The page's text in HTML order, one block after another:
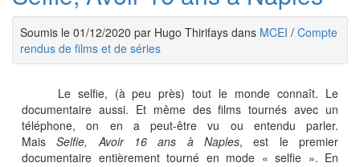
Soumis le 01/12/2020 par Hugo Thirifays dans MCEI / Compte
rendus de films et de séries
Le selfie, (à peu près) tout le monde connaît. Le
documentaire aussi. Et même des films tournés avec un
téléphone, on en a peut-être vu ou entendu parler.
MaisSelfie, Avoir 16 ans à Naples, est le premier
documentaire entièrement tourné en mode « selfie ». En